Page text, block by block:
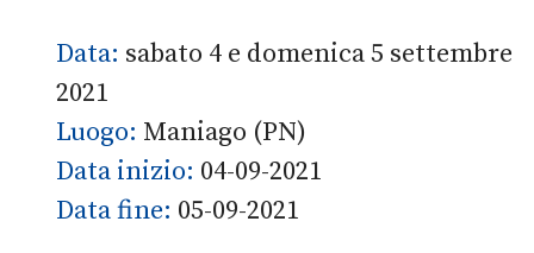
Data: sabato 4 e domenica 5 settembre
2021
Luogo: Maniago (PN)
Data inizio: 04-09-2021
Data fine: 05-09-2021